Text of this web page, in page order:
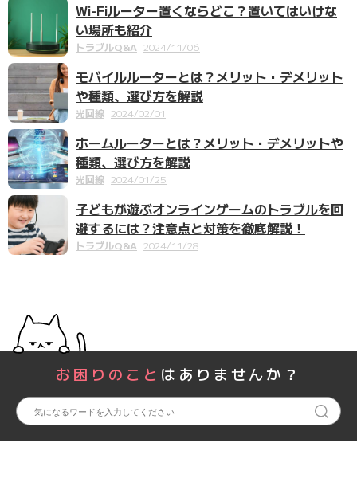
Wi-Fiルーター置くならどこ？置いてはいけな
い場所も紹介
トラブルQ&A 2024/11/06
モバイルルーターとは？メリット・デメリット
や種類、選び方を解説
光回線 2024/02/01
ホームルーターとは？メリット・デメリットや
種類、選び方を解説
光回線 2024/01/25
子どもが遊ぶオンラインゲームのトラブルを回
避するには？注意点と対策を徹底解説！
トラブルQ&A 2024/11/28
お困りのこと はありませんか？